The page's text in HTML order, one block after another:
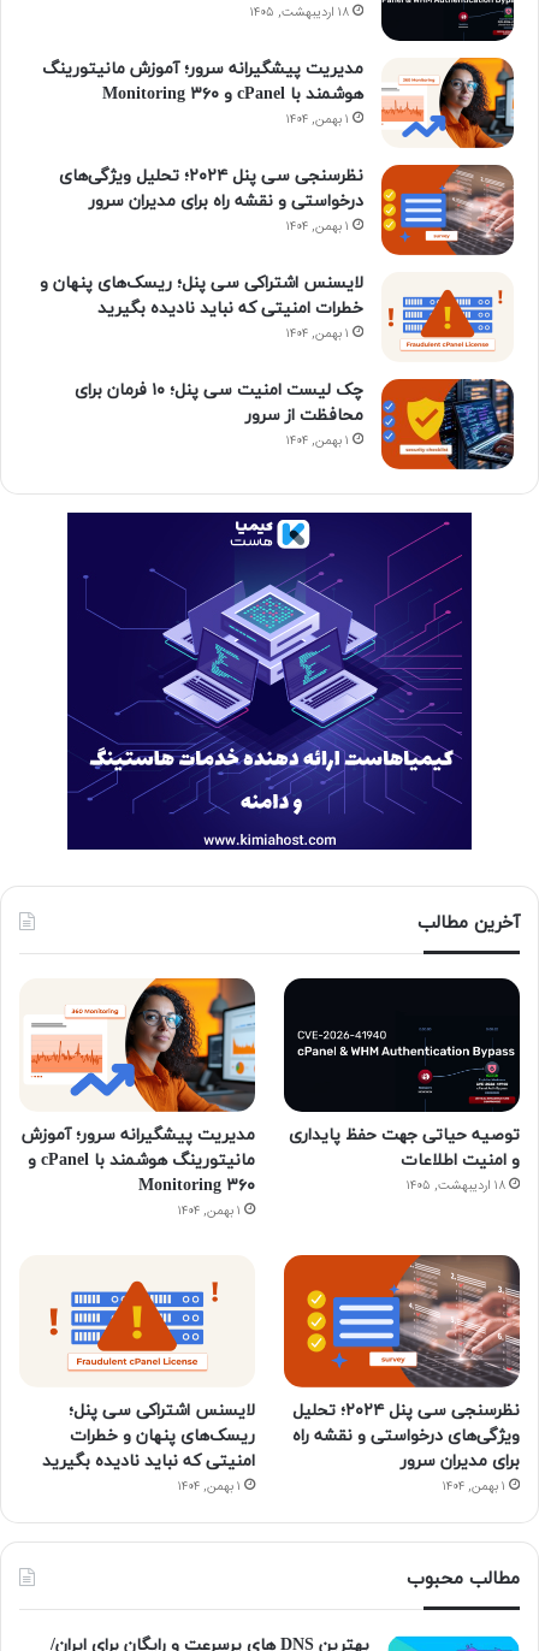
ا
ی
ن
س
گ
ا
م
۱۸ اردیبهشت, ۱۴۰۵
مدیریت پیشگیرانه سرور؛ آموزش مانیتورینگ
هوشمند با cPanel و ۳۶۰ Monitoring
۱ بهمن, ۱۴۰۴
نظرسنجی سی پنل ۲۰۲۴؛ تحلیل ویژگی‌های
درخواستی و نقشه راه برای مدیران سرور
۱ بهمن, ۱۴۰۴
لایسنس اشتراکی سی پنل؛ ریسک‌های پنهان و
خطرات امنیتی که نباید نادیده بگیرید
۱ بهمن, ۱۴۰۴
چک لیست امنیت سی پنل؛ ۱۰ فرمان برای
محافظت از سرور
۱ بهمن, ۱۴۰۴
آخرین مطالب
توصیه حیاتی جهت حفظ پایداری
و امنیت اطلاعات
۱۸ اردیبهشت, ۱۴۰۵
مدیریت پیشگیرانه سرور؛ آموزش
مانیتورینگ هوشمند با cPanel و
۳۶۰ Monitoring
۱ بهمن, ۱۴۰۴
نظرسنجی سی پنل ۲۰۲۴؛ تحلیل
ویژگی‌های درخواستی و نقشه راه
برای مدیران سرور
۱ بهمن, ۱۴۰۴
لایسنس اشتراکی سی پنل؛
ریسک‌های پنهان و خطرات
امنیتی که نباید نادیده بگیرید
۱ بهمن, ۱۴۰۴
مطالب محبوب
بهترین DNS های پرسرعت و رایگان برای ایران/